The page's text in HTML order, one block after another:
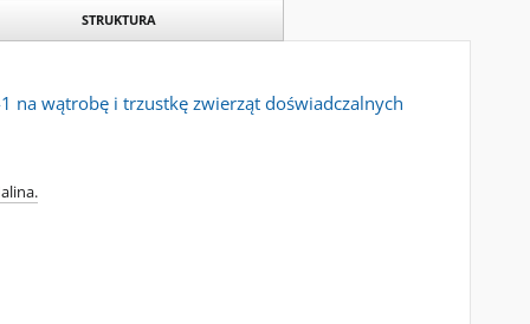
STRUKTURA
na wątrobę i trzustkę zwierząt doświadczalnych